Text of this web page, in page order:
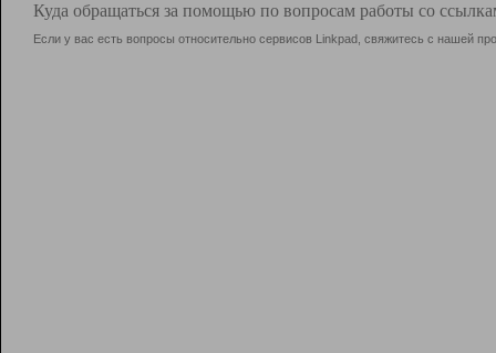
Куда обращаться за помощью по вопросам работы со
Если у вас есть вопросы относительно сервисов Linkpad, свяжитесь с нашей